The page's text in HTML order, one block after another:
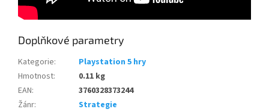
Doplňkové parametry
Kategorie:
Playstation 5 hry
Hmotnost:
0.11 kg
EAN:
3760328373244
Žánr:
Strategie